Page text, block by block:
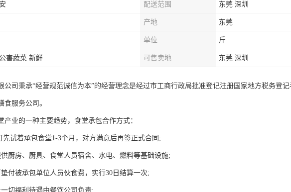
配送范围 东莞 深圳
产地 东莞
单位 斤
害蔬菜 新鲜 可售卖地 东莞 深圳
公司秉承“经营规范诚信为本”的经营理念是经过市工商行政局批准登记注册国家地方税务登
服务公司。
业的一种主要趋势，食堂承包合作方式：
先试着承包食堂1-3个月，对方满意后再签正式合同;
厨房、厨具、食堂人员宿舍、水电、燃料等基础设施;
付被承包单位人员伙食费，实行30日结算一次;
切福利待遇由餐饮公司负责;